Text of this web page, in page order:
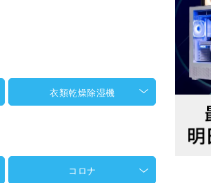
衣類乾燥除湿機
コロナ